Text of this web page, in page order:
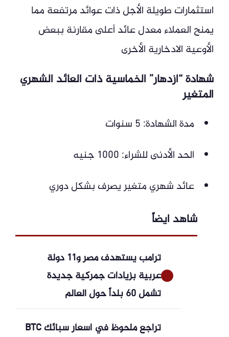
استثمارات طويلة الأجل ذات عوائد مرتفعة مما
يمنح العملاء معدل عائد أعلى مقارنة ببعض
الأوعية الادخارية الأخرى
شهادة “ازدهار” الخماسية ذات العائد الشهري
المتغير
مدة الشهادة: 5 سنوات
الحد الأدنى للشراء: 1000 جنيه
عائد شهري متغير يصرف بشكل دوري
شاهد ايضاً
ترامب يستهدف مصر و11 دولة
عربية بزيادات جمركية جديدة
تشمل 60 بلداً حول العالم
تراجع ملحوظ في أسعار سبائك BTC